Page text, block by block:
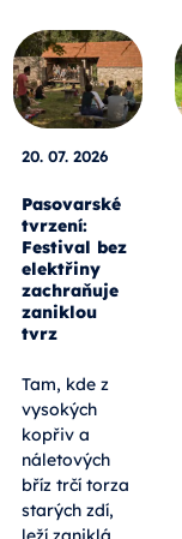
20. 07. 2026
Pasovarské
tvrzení:
Festival bez
elektřiny
zachraňuje
zaniklou
tvrz
Tam, kde z
vysokých
kopřiv a
náletových
bříz trčí torza
starých zdí,